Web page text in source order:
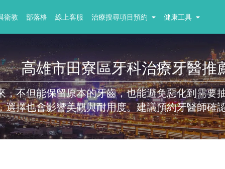
衛教 部落格 線上客服 治療搜尋項目預約 健康工具
高雄市田寮區牙科治療牙醫推
，不但能保留原本的牙齒，也能避免惡化到需要
選擇也會影響美觀與耐用度。建議預約牙醫師確